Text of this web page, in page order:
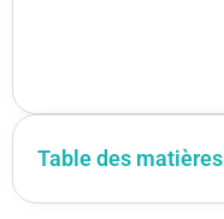
Table des matières